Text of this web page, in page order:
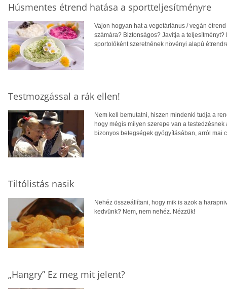
Húsmentes étrend hatása a sportteljesítményre
Vajon hogyan hat a vegetáriánus / vegán
számára? Biztonságos? Javítja a
sportolóként szeretnének növényi alapú
Testmozgással a rák ellen!
Nem kell bemutatni, hiszen mindenki tudja a
hogy mégis milyen szerepe van a
bizonyos betegségek gyógyításában, arról mai
Tiltólistás nasik
Nehéz összeállítani, hogy mik is azok a
kedvünk? Nem, nem nehéz. Nézzük!
„Hangry” Ez meg mit jelent?